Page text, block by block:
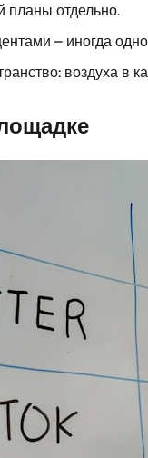
планы отдельно.
– иногда
воздуха в